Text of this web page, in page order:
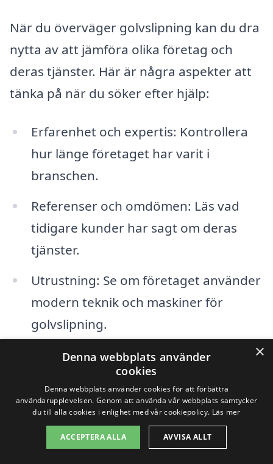
När du överväger golvslipning kan du dra
nytta av att jämföra olika företag och
deras tjänster. Här är några aspekter att
tänka på när du söker efter hjälp:
Erfarenhet och expertis: Kontrollera
hur länge företaget har varit i
branschen.
Referenser och omdömen: Läs vad
tidigare kunder har sagt om deras
tjänster.
Utrustning: Se om företaget använder
modern teknik och maskiner för
golvslipning.
Pris och offert: Jämför priser från flera
företag för att få en rimlig kostnad.
Tjänsteutbud: Vissa företag erbjuder
mer än bara golvslipning, som
behandling och underhåll av golvet.
×
Denna webbplats använder
cookies
Denna webbplats använder cookies för att förbättra
användarupplevelsen. Genom att använda vår webbplats samtycker
du till alla cookies i enlighet med vår cookiepolicy. Läs mer
ACCEPTERA ALLA AVVISA ALLT